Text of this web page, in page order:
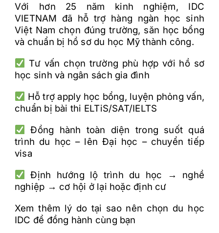
Với hơn 25 năm kinh nghiệm, IDC
VIETNAM đã hỗ trợ hàng ngàn học sinh
Việt Nam chọn đúng trường, săn học bổng
và chuẩn bị hồ sơ du học Mỹ thành công.
Tư vấn chọn trường phù hợp với hồ sơ
học sinh và ngân sách gia đình
Hỗ trợ apply học bổng, luyện phỏng vấn,
chuẩn bị bài thi ELTiS/SAT/IELTS
Đồng hành toàn diện trong suốt quá
trình du học– lênĐại học – chuyển tiếp
visa
Định hướng lộ trình du học → nghề
nghiệp → cơ hội ở lại hoặc định cư
Xem thêm lý do tại sao nên chọn du học
IDC để đồng hành cùng bạn